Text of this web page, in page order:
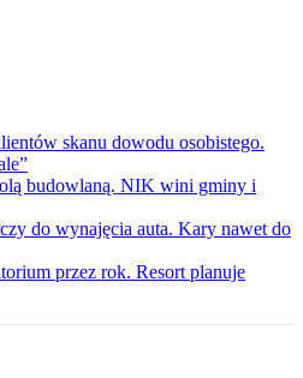
skanu dowodu osobistego.
budowlaną. NIK wini gminy i
do wynajęcia auta. Kary nawet do
przez rok. Resort planuje